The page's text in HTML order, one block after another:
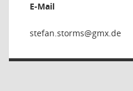
E-Mail
smrots.